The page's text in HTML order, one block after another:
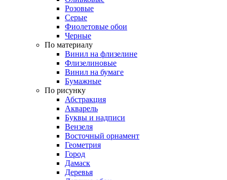
Розовые
Серые
Фиолетовые обои
Черные
По материалу
Винил на флизелине
Флизелиновые
Винил на бумаге
Бумажные
По рисунку
Абстракция
Акварель
Буквы и надписи
Вензеля
Восточный орнамент
Геометрия
Город
Дамаск
Деревья